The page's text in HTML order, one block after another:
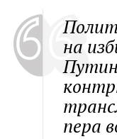
на
пера